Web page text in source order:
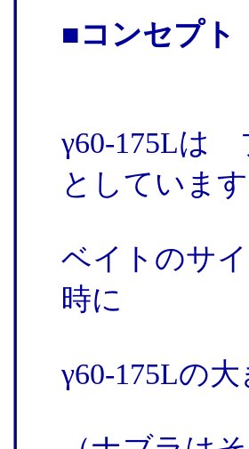
■コンセプト
γ60-175Lは
としています
ベイトのサ
時に
γ60-175Lの